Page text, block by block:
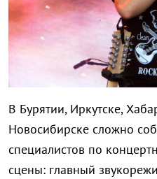
В Бурятии, Иркутске,
Новосибирске сложно
специалистов по
сцены: главный